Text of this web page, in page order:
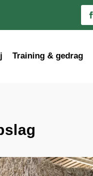
Training & gedrag